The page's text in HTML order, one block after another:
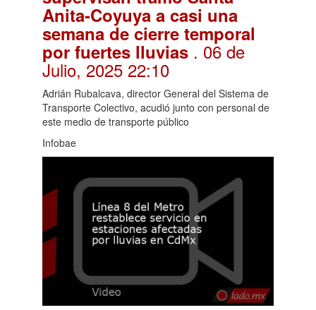
Anita-Coyuya a casi una
semana de cierre temporal
por fuertes lluvias . 06 de
Julio, 2025 22:10
Adrián Rubalcava, director General del Sistema de
Transporte Colectivo, acudió junto con personal de
este medio de transporte público
Infobae